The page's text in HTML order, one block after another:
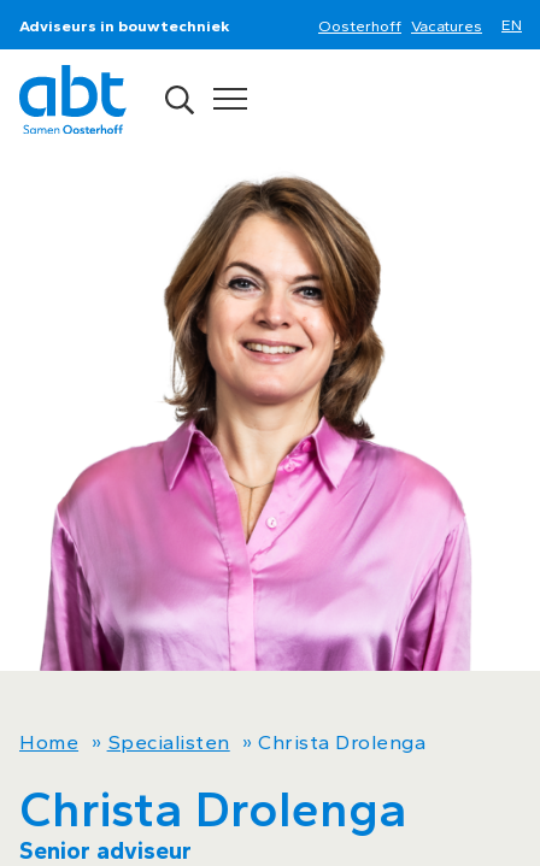
Adviseurs in bouwtechniek Oosterhoff Vacatures
Home » Specialisten »Christa Drolenga
Christa Drolenga
Senior adviseur